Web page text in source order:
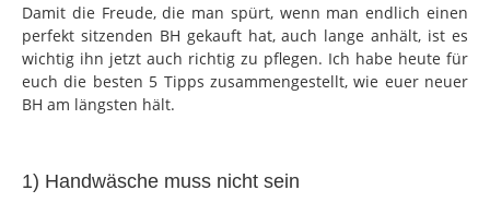
Damit die Freude, die man spürt, wenn man endlich einen
perfekt sitzenden BH gekauft hat, auch lange anhält, ist es
wichtig ihn jetzt auch richtig zu pflegen. Ich habe heute für
euch die besten 5 Tipps zusammengestellt, wie euer neuer
BH am längsten hält.
1) Handwäsche muss nicht sein